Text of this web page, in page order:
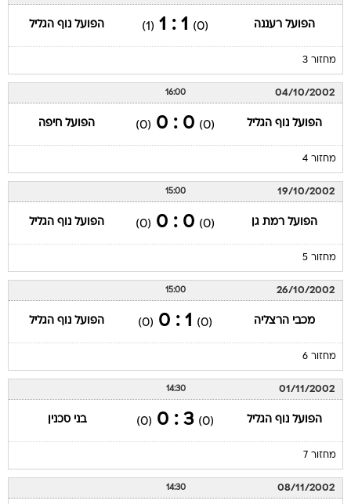
הפועל רעננה (0)
1 : 1
(1) הפועל נוף הגליל
מחזור 3
04/10/2002
16:00
הפועל נוף הגליל (0)
0 : 0
(0) הפועל חיפה
מחזור 4
19/10/2002
15:00
הפועל רמת גן (0)
0 : 0
(0) הפועל נוף הגליל
מחזור 5
26/10/2002
15:00
מכבי הרצליה (0)
1 : 0
(0) הפועל נוף הגליל
מחזור 6
01/11/2002
14:30
הפועל נוף הגליל (0)
3 : 0
(0) בני סכנין
מחזור 7
08/11/2002
14:30